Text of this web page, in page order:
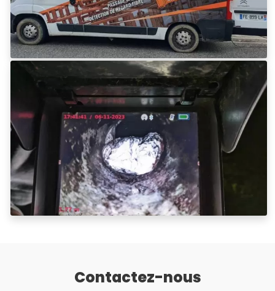
Contactez-nous